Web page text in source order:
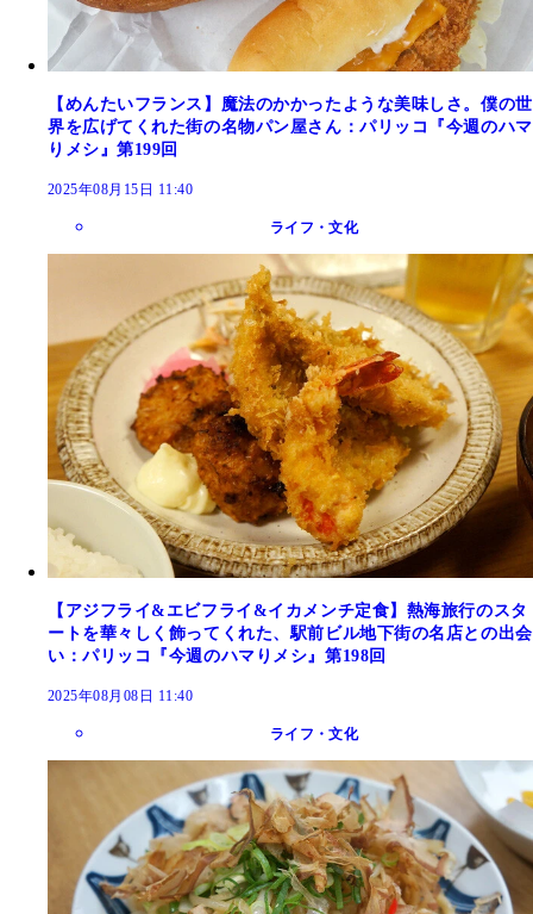
【めんたいフランス】魔法のかかったような美味しさ。僕の世
界を広げてくれた街の名物パン屋さん：パリッコ『今週のハマ
りメシ』第199回
2025年08月15日 11:40
ライフ・文化
【アジフライ&エビフライ&イカメンチ定食】熱海旅行のスタ
ートを華々しく飾ってくれた、駅前ビル地下街の名店との出会
い：パリッコ『今週のハマりメシ』第198回
2025年08月08日 11:40
ライフ・文化